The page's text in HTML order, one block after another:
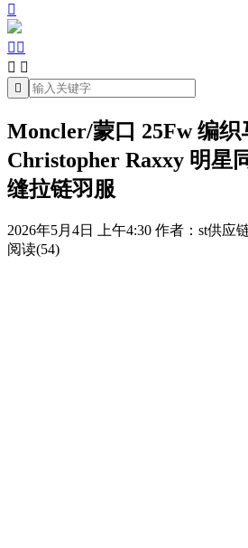

 
 

Moncler/蒙口 25Fw 编
Christopher Raxxy 明星
缝拉链羽服
2026年5月4日 上午4:30 作者：st供应
阅读(54)